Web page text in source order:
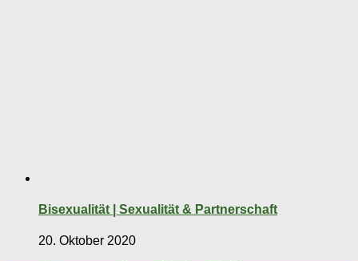
Bisexualität | Sexualität & Partnerschaft
20. Oktober 2020